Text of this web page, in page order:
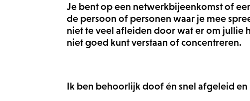
Je bent op een netwerkbijeenkomst of
de persoon of personen waar je mee
niet te veel afleiden door wat er om jullie
niet goed kunt verstaan of concentreren.
Ik ben behoorlijk doof én snel afgeleid